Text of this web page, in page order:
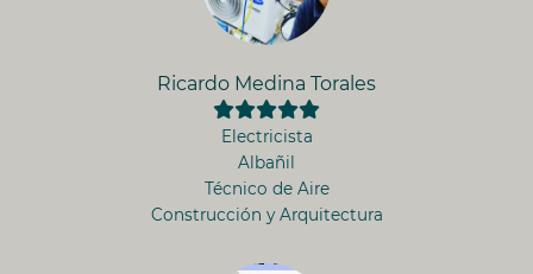
Ricardo Medina Torales
Electricista
Albañil
Técnico de Aire
Construcción y Arquitectura